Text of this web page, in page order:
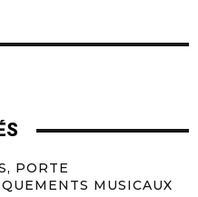
PORTE
MUSICAUX